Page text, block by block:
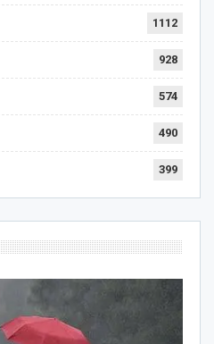
1112
928
574
490
399